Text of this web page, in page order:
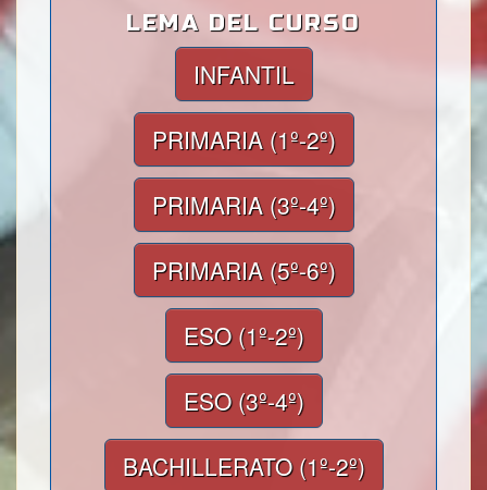
LEMA DEL CURSO
INFANTIL
PRIMARIA (1º-2º)
PRIMARIA (3º-4º)
PRIMARIA (5º-6º)
ESO (1º-2º)
ESO (3º-4º)
BACHILLERATO (1º-2º)